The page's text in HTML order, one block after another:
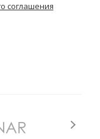
соглашения